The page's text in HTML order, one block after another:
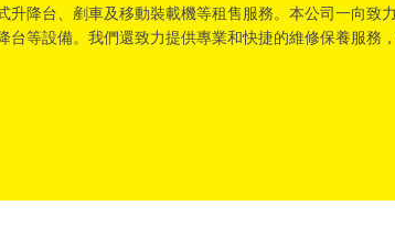
降台、剷車及移動裝載機等租售服務。本公司一向致
等設備。我們還致力提供專業和快捷的維修保養服務